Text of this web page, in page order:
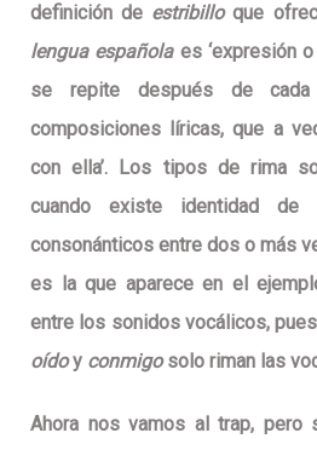
definición de estribilloque
lengua españolaes ‘expresión
se repite después de
composiciones líricas, que a
con ella’. Los tipos de rima
cuando existe identidad de
consonánticos entre dos o más
es la que aparece en el
entre los sonidos vocálicos,
oídoy conmigosolo riman las
Ahora nos vamos al trap, pero